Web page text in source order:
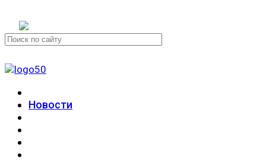
Новости